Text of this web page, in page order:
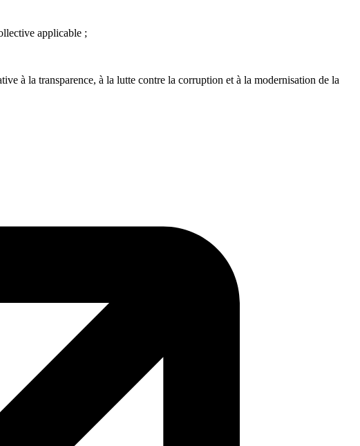
applicable ;
à la transparence, à la lutte contre la corruption et à la modernisation de la